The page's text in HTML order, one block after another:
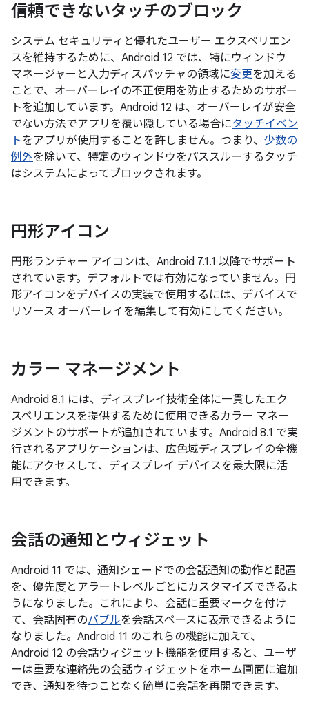
信頼できないタッチのブロック
システム セキュリティと優れたユーザー エクスペリエン
スを維持するために、Android 12 では、特にウィンドウ
マネージャーと入力ディスパッチャの領域に変更を加える
ことで、オーバーレイの不正使用を防止するためのサポー
トを追加しています。Android 12 は、オーバーレイが安全
でない方法でアプリを覆い隠している場合にタッチイベン
トをアプリが使用することを許しません。つまり、 少数の
例外を除いて、特定のウィンドウをパススルーするタッチ
はシステムによってブロックされます。
円形アイコン
円形ランチャー アイコンは、Android 7.1.1 以降でサポート
されています。デフォルトでは有効になっていません。円
形アイコンをデバイスの実装で使用するには、デバイスで
リソース オーバーレイを編集して有効にしてください。
カラー マネージメント
Android 8.1 には、ディスプレイ技術全体に一貫したエク
スペリエンスを提供するために使用できるカラー マネー
ジメントのサポートが追加されています。Android 8.1 で実
行されるアプリケーションは、広色域ディスプレイの全機
能にアクセスして、ディスプレイ デバイスを最大限に活
用できます。
会話の通知とウィジェット
Android 11 では、通知シェードでの会話通知の動作と配置
を、優先度とアラートレベルごとにカスタマイズできるよ
うになりました。これにより、会話に重要マークを付け
て、会話固有のバブルを会話スペースに表示できるように
なりました。Android 11 のこれらの機能に加えて、
Android 12 の会話ウィジェット機能を使用すると、ユーザ
ーは重要な連絡先の会話ウィジェットをホーム画面に追加
でき、通知を待つことなく簡単に会話を再開できます。